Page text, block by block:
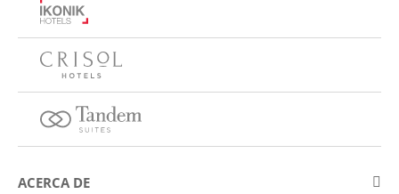
ACERCA DE